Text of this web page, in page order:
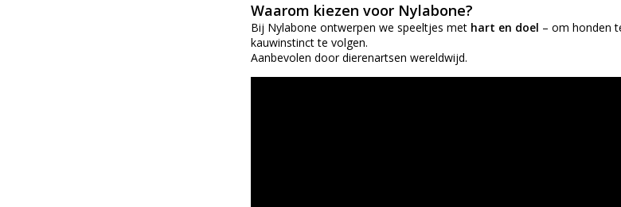
Waarom kiezen voor Nylabone?
Bij Nylabone ontwerpen we speeltjes met hart en doel – om honden
kauwinstinct te volgen.
Aanbevolen door dierenartsen wereldwijd.